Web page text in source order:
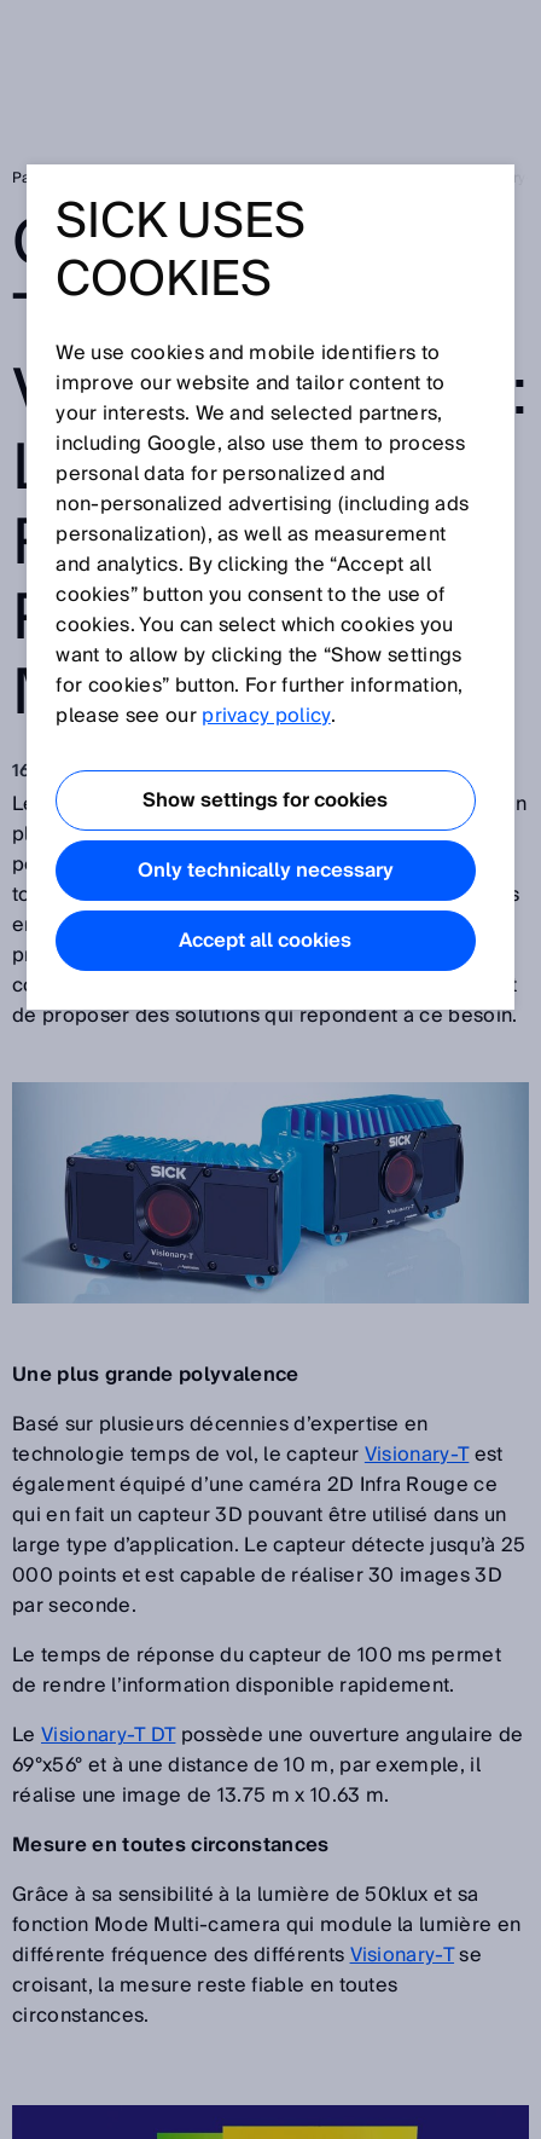
Page d'accueil
CAPTEUR 3D
TEMPS DE VOL
VISIONARY-T DT :
LA 3D HAUTE
RÉSOLUTION À
PORTÉE DE
MAIN
16 mai 2018
Les appareils et machines autonomes étant de plus en
plus répandus, les industriels doivent s’assurer de
pouvoir éviter les dégradations par collisions en
toutes circonstances. C’est la raison pour laquelle, les
engins autonomes nécessitent « des yeux » afin de
prévenir des dommages. Les constructeurs de
composants d’automatismes comme SICK se doivent
de proposer des solutions qui répondent à ce besoin.
Une plus grande polyvalence
Basé sur plusieurs décennies d’expertise en
technologie temps de vol, le capteurVisionary-Test
également équipé d’une caméra 2D Infra Rouge ce
qui en fait un capteur 3D pouvant être utilisé dans un
large type d’application. Le capteur détecte jusqu’à 25
000 points et est capable de réaliser 30 images 3D
par seconde.
Le temps de réponse du capteur de 100 ms permet
de rendre l’information disponible rapidement.
Le Visionary-T DTpossède une ouverture angulaire de
69°x56° et à une distance de 10 m, par exemple, il
réalise une image de 13.75 m x 10.63 m.
Mesure en toutes circonstances
Grâce à sa sensibilité à la lumière de 50klux et sa
fonction Mode Multi-camera qui module la lumière en
différente fréquence des différentsVisionary-Tse
croisant, la mesure reste fiable en toutes
circonstances.
SICK USES
COOKIES
We use cookies and mobile identifiers to
improve our website and tailor content to
your interests. We and selected partners,
including Google, also use them to process
personal data for personalized and
non‑personalized advertising (including ads
personalization), as well as measurement
and analytics. By clicking the “Accept all
cookies” button you consent to the use of
cookies. You can select which cookies you
want to allow by clicking the “Show settings
for cookies” button. For further information,
please see ourprivacy policy.
Show settings for cookies
Only technically necessary
Accept all cookies